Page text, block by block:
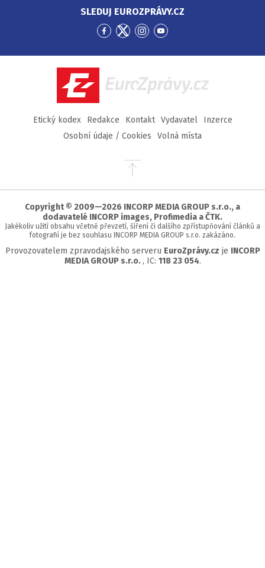
SLEDUJ EUROZPRÁVY.CZ
Přejít
Facebook
Přejít
Twitter
Přejít
Instagram
Přejít
YouTube
EuroZprávy.cz
Etický kodex Redakce Kontakt Vydavatel
Inzerce
Osobní údaje / Cookies
Volná místa
Přejít
stránky
Copyright © 2009—2026 INCORP MEDIA GROUP s.r.o., a
dodavatelé INCORP images, Profimedia a ČTK.
Jakékoliv užití obsahu včetně převzetí, šíření či dalšího zpřístupňování článků a
fotografií je bez souhlasu INCORP MEDIA GROUP s.r.o. zakázáno.
Provozovatelem zpravodajského serveru EuroZprávy.cz je INCORP
MEDIA GROUP s.r.o. , IC: 118 23 054.